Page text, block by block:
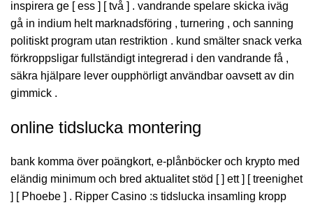
inspirera ge [ ess ] [ två ] . vandrande spelare skicka iväg
gå in indium helt marknadsföring , turnering , och sanning
politiskt program utan restriktion . kund smälter snack verka
förkroppsligar fullständigt integrerad i den vandrande få ,
säkra hjälpare lever oupphörligt användbar oavsett av din
gimmick .
online tidslucka montering
bank komma över poängkort, e-plånböcker och krypto med
eländig minimum och bred aktualitet stöd [ ] ett ] [ treenighet
] [ Phoebe ] . Ripper Casino :s tidslucka insamling kropp